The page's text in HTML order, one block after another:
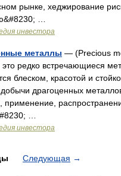
рынке, хеджирование
…
инвестора
металлы — (Precious
редко встречающиеся
блеском, красотой и
драгоценных
применение,
…
инвестора
Следующая →